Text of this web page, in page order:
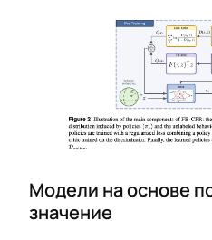
Модели на основе
значение